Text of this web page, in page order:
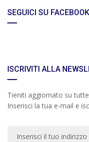
SEGUICI SU FACEBOOK
ISCRIVITI ALLA
Tieniti aggiornato su
Inserisci la tua e-mail e